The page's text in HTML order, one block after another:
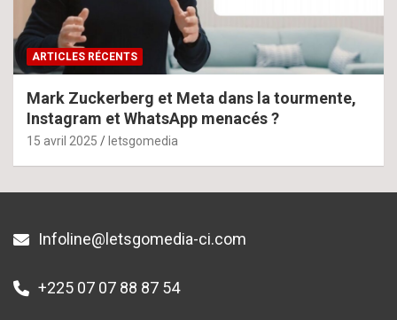
ARTICLES RÉCENTS
Mark Zuckerberg et Meta dans la tourmente,
Instagram et WhatsApp menacés ?
15 avril 2025 letsgomedia
Infoline@letsgomedia-ci.com
+225 07 07 88 87 54